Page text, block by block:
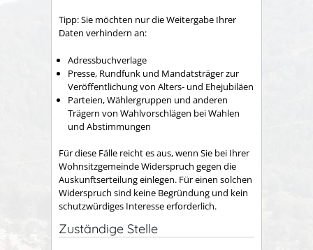
Tipp: Sie möchten nur die Weitergabe Ihrer
Daten verhindern an:
Adressbuchverlage
Presse, Rundfunk und Mandatsträger zur
Veröffentlichung von Alters- und Ehejubiläen
Parteien, Wählergruppen und anderen
Trägern von Wahlvorschlägen bei Wahlen
und Abstimmungen
Für diese Fälle reicht es aus, wenn Sie bei Ihrer
Wohnsitzgemeinde Widerspruch gegen die
Auskunftserteilung einlegen. Für einen solchen
Widerspruch sind keine Begründung und kein
schutzwürdiges Interesse erforderlich.
Zuständige Stelle